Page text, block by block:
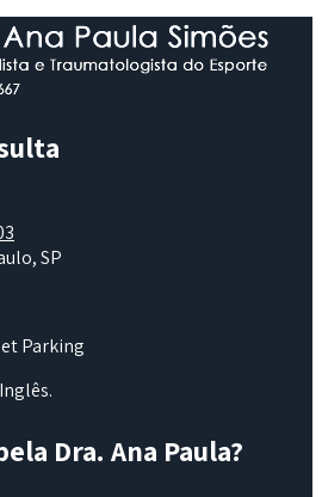
SP
Parking
Dra. Ana Paula?